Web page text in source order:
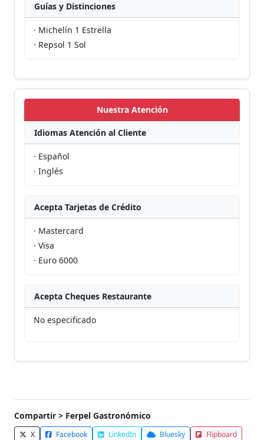
Guías y Distinciones
· Michelín 1 Estrella
· Repsol 1 Sol
Nuestra Atención
Idiomas Atención al Cliente
· Español
· Inglés
Acepta Tarjetas de Crédito
· Mastercard
· Visa
· Euro 6000
Acepta Cheques Restaurante
No especificado
Compartir > Ferpel Gastronómico
X Facebook LinkedIn Bluesky
Flipboard